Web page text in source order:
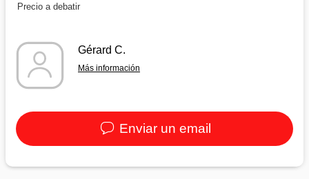
Precio a debatir
Gérard C.
Más información
Enviar un email